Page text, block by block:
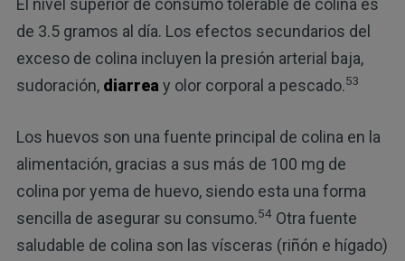
El nivel superior de consumo tolerable de colina es
de 3.5 gramos al día. Los efectos secundarios del
exceso de colina incluyen la presión arterial baja,
sudoración, diarrea y olor corporal a pescado.53
Los huevos son una fuente principal de colina en la
alimentación, gracias a sus más de 100 mg de
colina por yema de huevo, siendo esta una forma
sencilla de asegurar su consumo.54Otra fuente
saludable de colina son las vísceras (riñón e hígado)